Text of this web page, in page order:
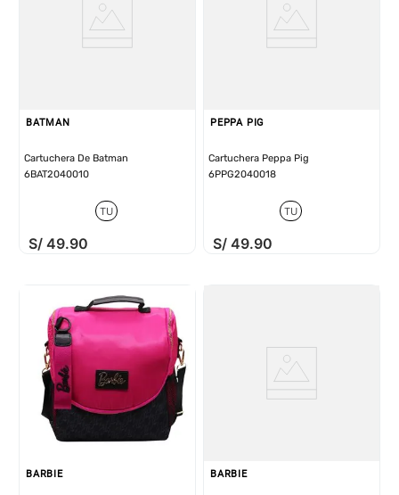
BATMAN
Cartuchera De Batman
6BAT2040010
TU
S/ 49.90
PEPPA PIG
Cartuchera Peppa Pig
6PPG2040018
TU
S/ 49.90
BARBIE BARBIE